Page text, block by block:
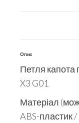
Опис
Петля
X3 G01
Матеріал
ABS-пластик /